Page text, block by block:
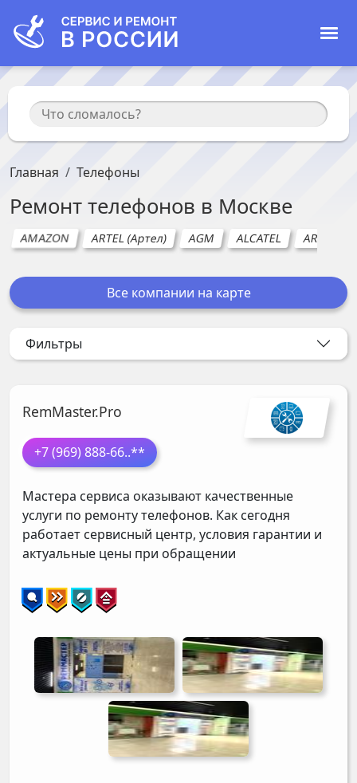
Главная Телефоны
Ремонт телефонов в Москве
AMAZON ARTEL (Артел) AGM ALCATEL ARCHOS
Все компании на карте
Фильтры
RemMaster.Pro
+7 (969) 888-66..**
Мастера сервиса оказывают качественные
услуги по ремонту телефонов. Как сегодня
работает сервисный центр, условия гарантии и
актуальные цены при обращении